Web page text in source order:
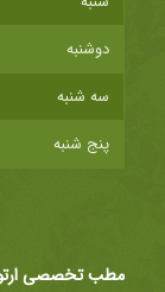
دوشنبه
سه شنبه
پنج شنبه
مطب تخصصی